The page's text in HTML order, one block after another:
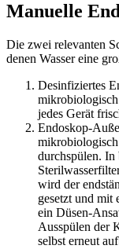
Manuelle
Die zwei relevanten
denen Wasser eine
Desinfiziertes
jedes Gerät
Endoskop-
durchspülen. In
wird der
gesetzt und mit
ein Düsen-
Ausspülen der
selbst erneut